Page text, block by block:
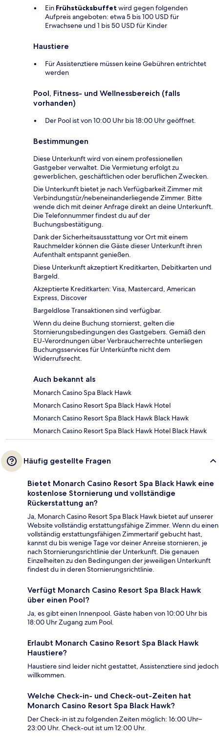
Ein Frühstücksbuffet wird gegen folgenden
Aufpreis angeboten: etwa 5 bis 100 USD für
Erwachsene und 1 bis 50 USD für Kinder
Haustiere
Für Assistenztiere müssen keine Gebühren entrichtet
werden
Pool, Fitness- und Wellnessbereich (falls
vorhanden)
Der Pool ist von 10:00 Uhr bis 18:00 Uhr geöffnet.
Bestimmungen
Diese Unterkunft wird von einem professionellen
Gastgeber verwaltet. Die Vermietung erfolgt zu
gewerblichen, geschäftlichen oder beruflichen Zwecken.
Die Unterkunft bietet je nach Verfügbarkeit Zimmer mit
Verbindungstür/nebeneinanderliegende Zimmer. Bitte
wende dich mit deiner Anfrage direkt an deine Unterkunft.
Die Telefonnummer findest du auf der
Buchungsbestätigung.
Dank der Sicherheitsausstattung vor Ort mit einem
Rauchmelder können die Gäste dieser Unterkunft ihren
Aufenthalt entspannt genießen.
Diese Unterkunft akzeptiert Kreditkarten, Debitkarten und
Bargeld.
Akzeptierte Kreditkarten: Visa, Mastercard, American
Express, Discover
Bargeldlose Transaktionen sind verfügbar.
Wenn du deine Buchung stornierst, gelten die
Stornierungsbedingungen des Gastgebers. Gemäß den
EU-Verordnungen über Verbraucherrechte unterliegen
Buchungsservices für Unterkünfte nicht dem
Widerrufsrecht.
Auch bekannt als
Monarch Casino Spa Black Hawk
Monarch Casino Resort Spa Black Hawk Hotel
Monarch Casino Resort Spa Black Hawk Black Hawk
Monarch Casino Resort Spa Black Hawk Hotel Black Hawk
Häufig gestellte Fragen
Bietet Monarch Casino Resort Spa Black Hawk eine
kostenlose Stornierung und vollständige
Rückerstattung an?
Ja, Monarch Casino Resort Spa Black Hawk bietet auf unserer
Website vollständig erstattungsfähige Zimmer. Wenn du einen
vollständig erstattungsfähigen Zimmertarif gebucht hast,
kannst du bis wenige Tage vor deiner Anreise stornieren, je
nach Stornierungsrichtlinie der Unterkunft. Die genauen
Einzelheiten zu den Bedingungen der jeweiligen Unterkunft
findest du in deren Stornierungsrichtlinie.
Verfügt Monarch Casino Resort Spa Black Hawk
über einen Pool?
Ja, es gibt einen Innenpool. Gäste haben von 10:00 Uhr bis
18:00 Uhr Zugang zum Pool.
Erlaubt Monarch Casino Resort Spa Black Hawk
Haustiere?
Haustiere sind leider nicht gestattet, Assistenztiere sind jedoch
willkommen.
Welche Check-in- und Check-out-Zeiten hat
Monarch Casino Resort Spa Black Hawk?
Der Check-in ist zu folgenden Zeiten möglich: 16:00 Uhr–
23:00 Uhr. Check-out ist um 12:00 Uhr.